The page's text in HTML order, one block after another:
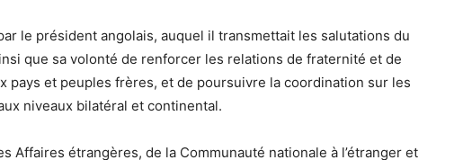
le président angolais, auquel il transmettait les salutations du
que sa volonté de renforcer les relations de fraternité et de
pays et peuples frères, et de poursuivre la coordination sur les
niveaux bilatéral et continental.
Affaires étrangères, de la Communauté nationale à l’étranger et